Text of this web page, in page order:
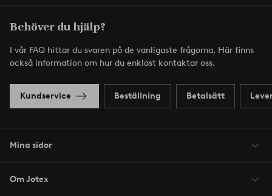
Behöver du hjälp?
I vår FAQ hittar du svaren på de vanligaste frågorna. Här finns
också information om hur du enklast kontaktar oss.
Kundservice Beställning Betalsätt
Mina sidor
Om Jotex